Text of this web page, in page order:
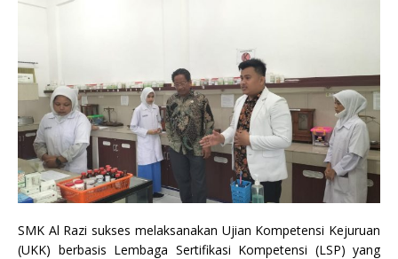
SMK Al Razi sukses melaksanakan Ujian Kompetensi Kejuruan
(UKK) berbasis Lembaga Sertifikasi Kompetensi (LSP) yang